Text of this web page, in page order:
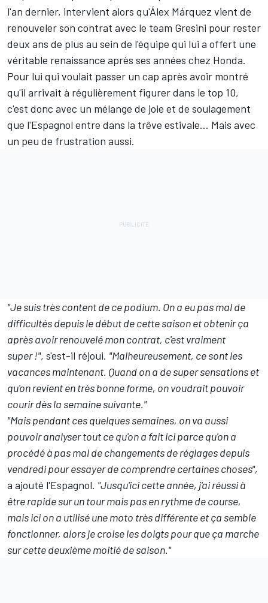
l'an dernier, intervient alors qu'Álex Márquez vient de
renouveler son contrat avec le team Gresini pour rester
deux ans de plus au sein de l'équipe qui lui a offert une
véritable renaissance après ses années chez Honda.
Pour lui qui voulait passer un cap après avoir montré
qu'il arrivait à régulièrement figurer dans le top 10,
c'est donc avec un mélange de joie et de soulagement
que l'Espagnol entre dans la trêve estivale… Mais avec
un peu de frustration aussi.
"Je suis très content de ce podium. On a eu pas mal de
difficultés depuis le début de cette saison et obtenir ça
après avoir renouvelé mon contrat, c'est vraiment
super !", s'est-il réjoui. "Malheureusement, ce sont les
vacances maintenant. Quand on a de super sensations et
qu'on revient en très bonne forme, on voudrait pouvoir
courir dès la semaine suivante."
"Mais pendant ces quelques semaines, on va aussi
pouvoir analyser tout ce qu'on a fait ici parce qu'on a
procédé à pas mal de changements de réglages depuis
vendredi pour essayer de comprendre certaines choses",
a ajouté l'Espagnol. "Jusqu'ici cette année, j'ai réussi à
être rapide sur un tour mais pas en rythme de course,
mais ici on a utilisé une moto très différente et ça semble
fonctionner, alors je croise les doigts pour que ça marche
sur cette deuxième moitié de saison."